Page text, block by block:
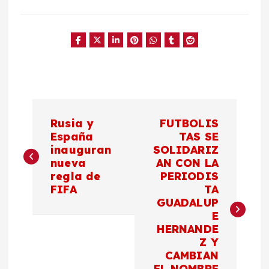
a
v
Rusia y
España
inauguran
nueva
regla de
FIFA
FUTBOLIS
TAS SE
SOLIDARIZ
AN CON LA
PERIODIS
TA
GUADALUP
E
HERNANDE
Z Y
CAMBIAN